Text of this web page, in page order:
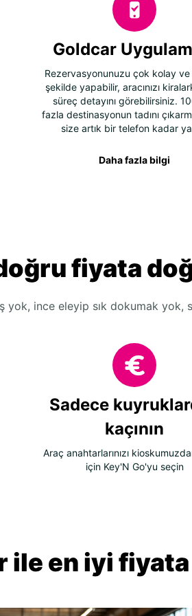
Goldcar
Rezervasyonunuzu çok kolay ve
şekilde yapabilir, aracınızı
süreç detayını görebilirsiniz.
fazla destinasyonun tadını
size artık bir telefon kadar
Daha fazla bilgi
fiyata
yok, ince eleyip sık dokumak yok,
Sadece
kaçının
Araç anahtarlarınızı
için Key'N Go'yu seçin
ile en iyi